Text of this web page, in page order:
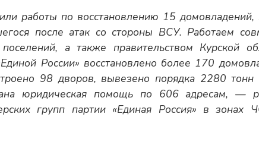
работы по восстановлению 15 домовладений,
после атак со стороны ВСУ. Работаем
а также правительством Курской
России» восстановлено более 170
98 дворов, вывезено порядка 2280 тонн
юридическая помощь по 606 адресам, —
групп партии «Единая Россия» в зонах